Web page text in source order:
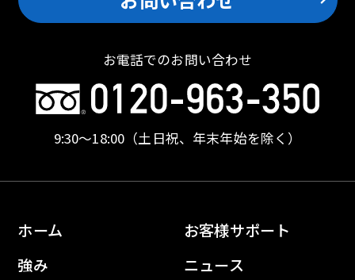
お電話でのお問い合わせ
9:30〜18:00 （土日祝、年末年始を除く）
ホーム
強み
お客様サポート
ニュース